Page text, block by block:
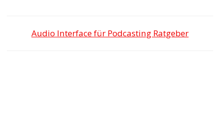
Audio Interface für Podcasting Ratgeber